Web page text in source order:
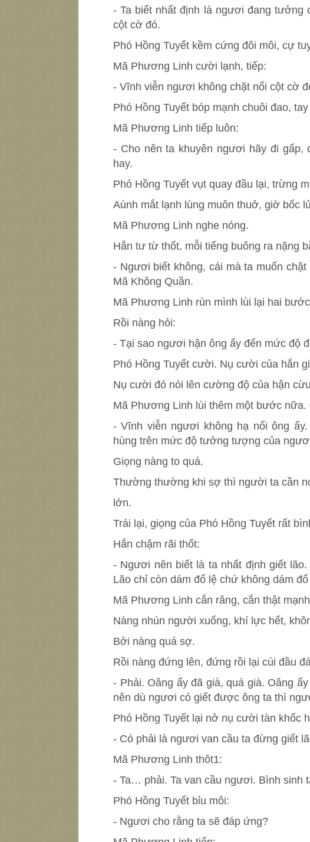
- Ta biết nhất định là ngươi đang tưởng
cột cờ đó.
Phó Hồng Tuyết kềm cứng đôi môi, cự
Mã Phương Linh cười lạnh, tiếp:
- Vĩnh viễn ngươi không chặt nổi cột cờ
Phó Hồng Tuyết bóp mạnh chuôi đao,
Mã Phương Linh tiếp luôn:
- Cho nên ta khuyên ngươi hãy đi
hay.
Phó Hồng Tuyết vụt quay đầu lại, trừng
Aùnh mắt lạnh lùng muôn thuở, giờ bốc
Mã Phương Linh nghe nóng.
Hắn tư từ thốt, mỗi tiếng buông ra nặng
- Ngươi biết không, cái mà ta muốn
Mã Không Quần.
Mã Phương Linh rùn mình lùi lại hai
Rồi nàng hỏi:
- Tại sao ngươi hận ông ấy đến mức độ
Phó Hồng Tuyết cười. Nụ cười của hắn
Nụ cười đó nói lên cường độ của hận
Mã Phương Linh lùi thêm một bước nữa.
- Vĩnh viễn ngươi không hạ nổi ông
hùng trên mức độ tưởng tượng của
Giọng nàng to quá.
Thường thường khi sợ thì người ta cần
lớn.
Trái lại, giọng của Phó Hồng Tuyết rất
Hắn chậm rãi thốt:
- Ngươi nên biết là ta nhất định giết
Lão chỉ còn dám đổ lệ chứ không dám
Mã Phương Linh cắn răng, cắn thật
Nàng nhún người xuống, khí lực hết,
Bởi nàng quá sợ.
Rồi nàng đứng lên, đứng rồi lại cúi đầu
- Phải. Oâng ấy đã già, quá già. Oâng
nên dù ngươi có giết được ông ta thì
Phó Hồng Tuyết lại nở nụ cười tàn khốc
- Có phải là ngươi van cầu ta đừng giết
Mã Phương Linh thôt1:
- Ta… phải. Ta van cầu ngươi. Bình sinh
Phó Hồng Tuyết bỉu môi:
- Ngươi cho rằng ta sẽ đáp ứng?